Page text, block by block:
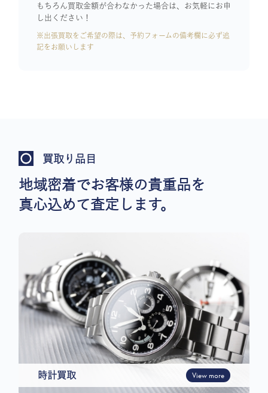
もちろん買取金額が合わなかった場合は、お気軽にお申
し出ください！
※出張買取をご希望の際は、予約フォームの備考欄に必ず追
記をお願いします
買取り品目
地域密着でお客様の貴重品を
真心込めて査定します。
時計買取 View more